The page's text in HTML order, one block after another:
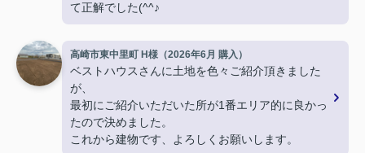
て正解でした(^^♪
高崎市東中里町 H様（2026年6月 購入）
ベストハウスさんに土地を色々ご紹介頂きました
が、
最初にご紹介いただいた所が1番エリア的に良かっ
たので決めました。
これから建物です、よろしくお願いします。